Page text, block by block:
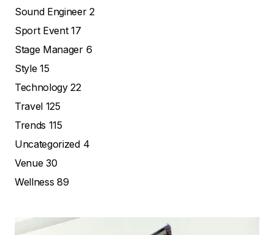
Sound Engineer2
Sport Event17
Stage Manager 6
Style15
Technology22
Travel 125
Trends 115
Uncategorized 4
Venue30
Wellness89